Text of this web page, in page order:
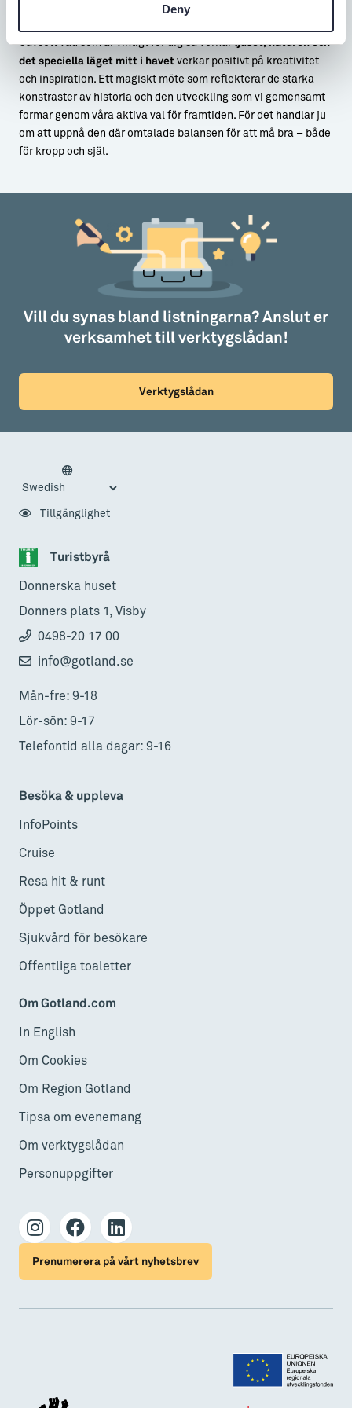
Deny
plats för både dina egna och familjens.
Oavsett vad som är viktigt för dig så verkarljuset, naturen och
det speciella läget mitt i havet verkar positivt på kreativitet
och inspiration. Ett magiskt möte som reflekterar de starka
konstraster av historia och den utveckling som vi gemensamt
formar genom våra aktiva val för framtiden. För det handlar ju
om att uppnå den där omtalade balansen för att må bra – både
för kropp och själ.
Vill du synas bland listningarna? Anslut er
verksamhet till verktygslådan!
Verktygslådan
Turistbyrå
Donnerska huset
Donners plats 1, Visby
0498-20 17 00
info@gotland.se
Mån-fre: 9-18
Lör-sön: 9-17
Telefontid alla dagar: 9-16
Besöka & uppleva
InfoPoints
Cruise
Resa hit & runt
Öppet Gotland
Sjukvård för besökare
Offentliga toaletter
Om Gotland.com
In English
Om Cookies
Om Region Gotland
Tipsa om evenemang
Om verktygslådan
Personuppgifter
Tillgänglighet
Prenumerera på vårt nyhetsbrev